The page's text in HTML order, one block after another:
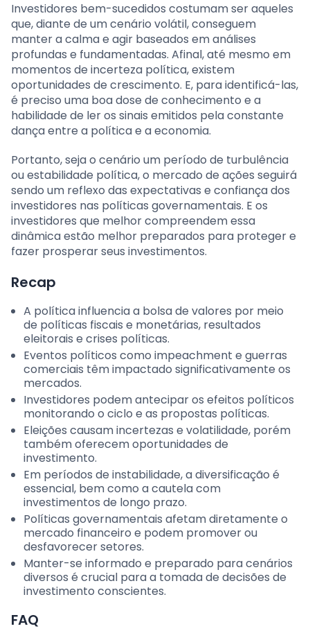
Investidores bem-sucedidos costumam ser aqueles
que, diante de um cenário volátil, conseguem
manter a calma e agir baseados em análises
profundas e fundamentadas. Afinal, até mesmo em
momentos de incerteza política, existem
oportunidades de crescimento. E, para identificá-las,
é preciso uma boa dose de conhecimento e a
habilidade de ler os sinais emitidos pela constante
dança entre a política e a economia.
Portanto, seja o cenário um período de turbulência
ou estabilidade política, o mercado de ações seguirá
sendo um reflexo das expectativas e confiança dos
investidores nas políticas governamentais. E os
investidores que melhor compreendem essa
dinâmica estão melhor preparados para proteger e
fazer prosperar seus investimentos.
Recap
A política influencia a bolsa de valores por meio
de políticas fiscais e monetárias, resultados
eleitorais e crises políticas.
Eventos políticos como impeachment e guerras
comerciais têm impactado significativamente os
mercados.
Investidores podem antecipar os efeitos políticos
monitorando o ciclo e as propostas políticas.
Eleições causam incertezas e volatilidade, porém
também oferecem oportunidades de
investimento.
Em períodos de instabilidade, a diversificação é
essencial, bem como a cautela com
investimentos de longo prazo.
Políticas governamentais afetam diretamente o
mercado financeiro e podem promover ou
desfavorecer setores.
Manter-se informado e preparado para cenários
diversos é crucial para a tomada de decisões de
investimento conscientes.
FAQ